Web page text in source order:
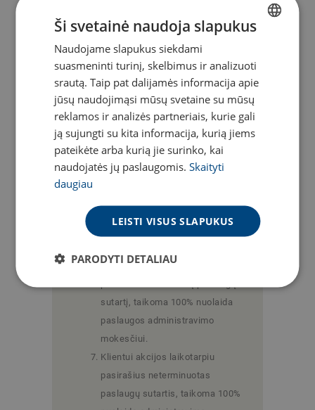
paslaugą, jai 3 mėnesius yra
taikoma 100% nuolaida. Likusius
9 mėnesius galioja standartinė
„Dublio” paslaugos kaina.
Jei klientui reikalingas
maršrutizatorius, jo nuoma yra
2.00 Eur/mėn.
Klientui užsisakius išmaniąją
televiziją, išmaniosios televizijos
Eur/mėn. (įprasta kaina 2.00
Klientui akcijos laikotarpiu
sutartį, taikoma 100% nuolaida
paslaugos administravimo
mokesčiui.
Klientui akcijos laikotarpiu
pasirašius neterminuotas
paslaugų sutartis, taikoma 100%
ENGLISH
Ši svetainė naudoja slapukus
Naudojame slapukus siekdami
suasmeninti turinį, skelbimus ir analizuoti
srautą. Taip pat dalijamės informacija apie
jūsų naudojimąsi mūsų svetaine su mūsų
reklamos ir analizės partneriais, kurie gali
ją sujungti su kita informacija, kurią jiems
pateikėte arba kurią jie surinko, kai
naudojatės jų paslaugomis. Skaityti
daugiau
LEISTI VISUS SLAPUKUS
PARODYTI DETALIAU